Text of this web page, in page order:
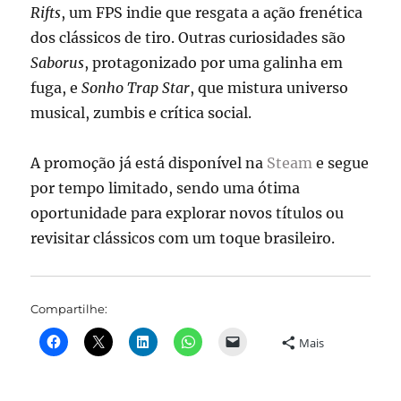
Rifts, um FPS indie que resgata a ação frenética
dos clássicos de tiro. Outras curiosidades são
Saborus, protagonizado por uma galinha em
fuga, eSonho Trap Star, que mistura universo
musical, zumbis e crítica social.
A promoção já está disponível na Steam e segue
por tempo limitado, sendo uma ótima
oportunidade para explorar novos títulos ou
revisitar clássicos com um toque brasileiro.
Compartilhe:
Mais